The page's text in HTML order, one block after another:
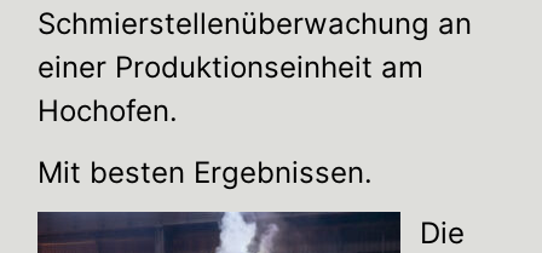
Schmierstellenüberwachung an
einer Produktionseinheit am
Hochofen.
Mit besten Ergebnissen.
Die